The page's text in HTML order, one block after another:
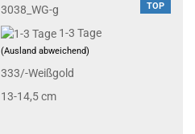
TOP
3038_WG-g
1-3 Tage
(Ausland abweichend)
333/-Weißgold
13-14,5 cm